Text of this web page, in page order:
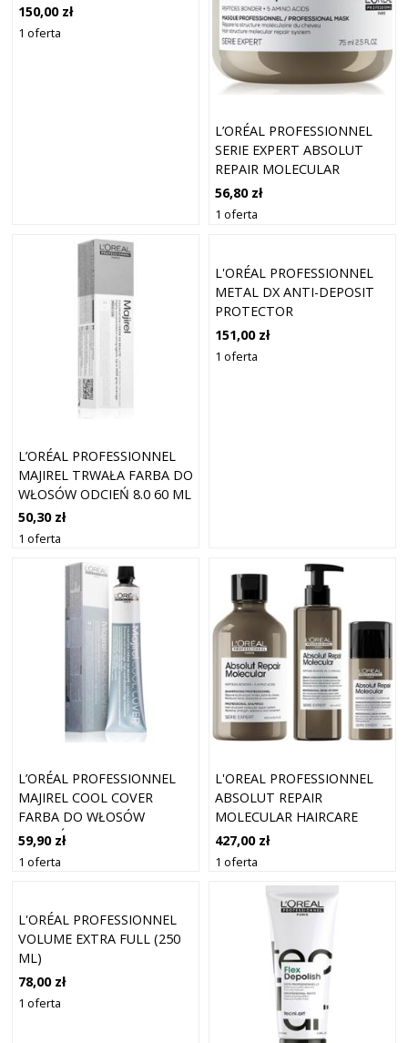
150,00 zł
1 oferta
L’ORÉAL PROFESSIONNEL
SERIE EXPERT ABSOLUT
REPAIR MOLECULAR
GŁĘBOKO WZMACNIAJĄCA
MASKA DO WŁOSÓW 75 ML
56,80 zł
1 oferta
L’ORÉAL PROFESSIONNEL
MAJIREL TRWAŁA FARBA DO
WŁOSÓW ODCIEŃ 8.0 60 ML
50,30 zł
1 oferta
L'ORÉAL PROFESSIONNEL
METAL DX ANTI-DEPOSIT
PROTECTOR
CONCENTRATED OIL (50
ML)
151,00 zł
1 oferta
L’ORÉAL PROFESSIONNEL
MAJIREL COOL COVER
FARBA DO WŁOSÓW
ODCIEŃ COOL COVER 5 50
ML
59,90 zł
1 oferta
L'OREAL PROFESSIONNEL
ABSOLUT REPAIR
MOLECULAR HAIRCARE
TRIO
427,00 zł
1 oferta
L'ORÉAL PROFESSIONNEL
VOLUME EXTRA FULL (250
ML)
78,00 zł
1 oferta